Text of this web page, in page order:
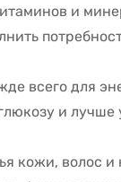
и
всего для
и
кожи, волос и